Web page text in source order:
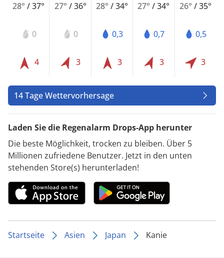
28°/37°
0
4
27° /36°
0
3
28° /34°
0,3
3
27°/34°
0,7
3
26° /35°
0,5
3
14 Tage Wettervorhersage
Laden Sie die Regenalarm Drops-App herunter
Die beste Möglichkeit, trocken zu bleiben. Über 5
Millionen zufriedene Benutzer. Jetzt in den unten
stehenden Store(s) herunterladen!
Startseite Asien Japan Kanie